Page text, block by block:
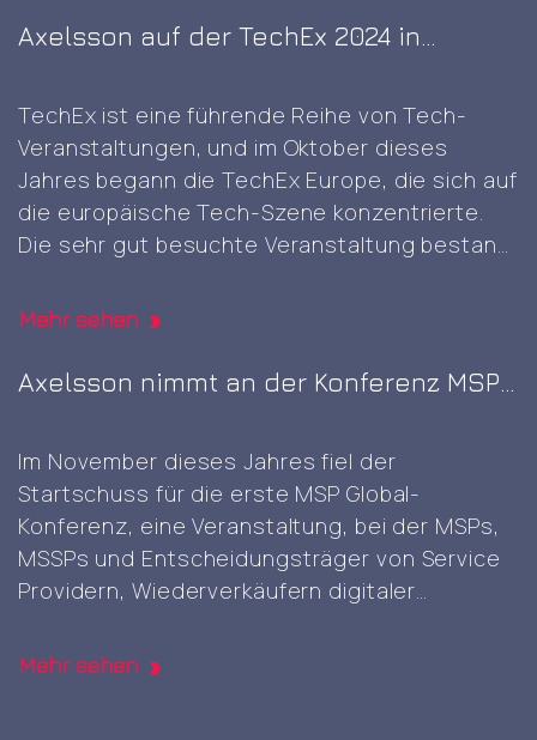
Berlin
ist etwas, das sich in digitalen Bereichen nicht
visit
and
self-
signed
root
generation
Axelsson auf der TechEx 2024 in
TechEx ist eine führende Reihe von Tech-
Veranstaltungen, und im Oktober dieses
Jahres begann die TechEx Europe, die sich auf
die europäische Tech-Szene konzentrierte.
Die sehr gut besuchte Veranstaltung bestand
Ausstellungen, die am selben
jeweils auf verschiedene Bereiche
digitale… Axelsson
at
TechEx
2024
in
Mehr sehen
Axelsson nimmt an der Konferenz MSP
Im November dieses Jahres fiel der
Startschuss für die erste MSP Global-
Konferenz, eine Veranstaltung, bei der MSPs,
MSSPs und Entscheidungsträger von Service
Providern, Wiederverkäufern digitaler
Softwareanbietern zusammenkamen, um
Mehr sehen